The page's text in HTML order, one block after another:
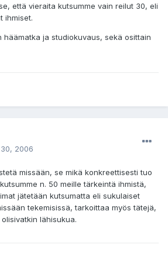
että vieraita kutsumme vain reilut 30, eli
ihmiset.
häämatka ja studiokuvaus, sekä osittain
2006
missään, se mikä konkreettisesti tuo
n. 50 meille tärkeintä ihmistä,
jätetään kutsumatta eli sukulaiset
tekemisissä, tarkoittaa myös tätejä,
lähisukua.